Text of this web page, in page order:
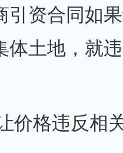
引资合同如
体土地，就
格违反相